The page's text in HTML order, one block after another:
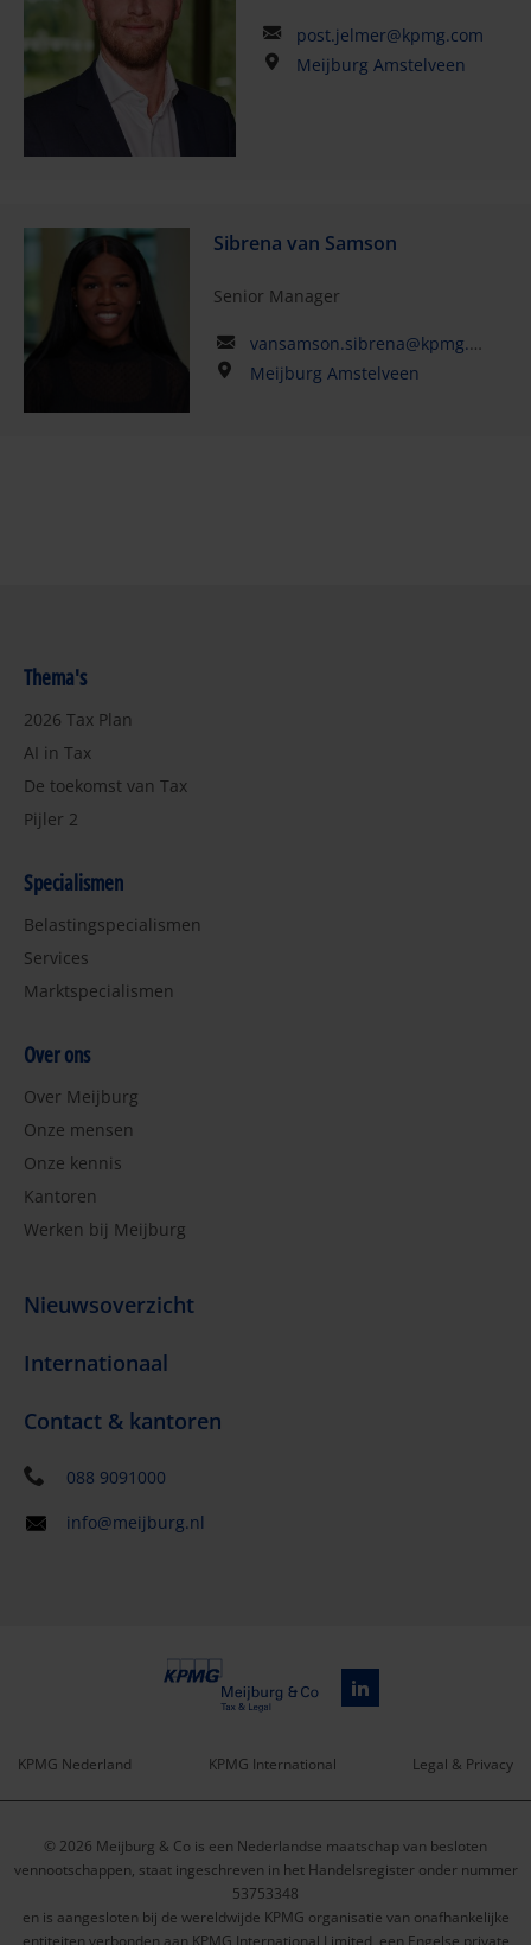
post.jelmer@kpmg.com
Meijburg Amstelveen
Sibrena van Samson
Senior Manager
vansamson.sibrena@kpmg.com
Meijburg Amstelveen
Thema's
2026 Tax Plan
AI in Tax
De toekomst van Tax
Pijler 2
Specialismen
Belastingspecialismen
Services
Marktspecialismen
Over ons
Over Meijburg
Onze mensen
Onze kennis
Kantoren
Werken bij Meijburg
Nieuwsoverzicht
Internationaal
Contact & kantoren
088 9091000
info@meijburg.nl
Service
menu
KPMG Nederland KPMG International Legal & Privacy
© 2026 Meijburg & Co is een Nederlandse maatschap van besloten
vennootschappen, staat ingeschreven in het Handelsregister onder nummer
53753348
en is aangesloten bij de wereldwijde KPMG organisatie van onafhankelijke
entiteiten verbonden aan KPMG International Limited, een Engelse private